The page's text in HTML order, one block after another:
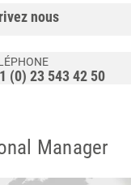
nous
(0) 23 543 42 50
Manager